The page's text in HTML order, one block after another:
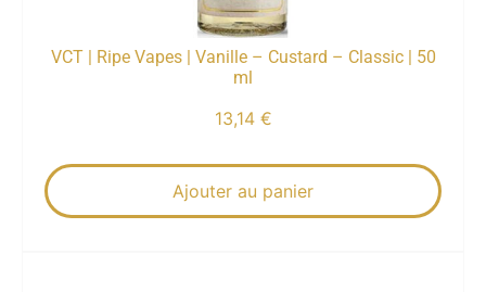
VCT | Ripe Vapes | Vanille – Custard – Classic | 50
ml
13,14 €
Ajouter au panier